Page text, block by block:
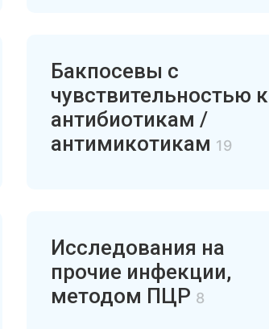
Бакпосевы с
чувствительностью к
антибиотикам /
антимикотикам 19
Исследования на
прочие инфекции,
методом ПЦР 8